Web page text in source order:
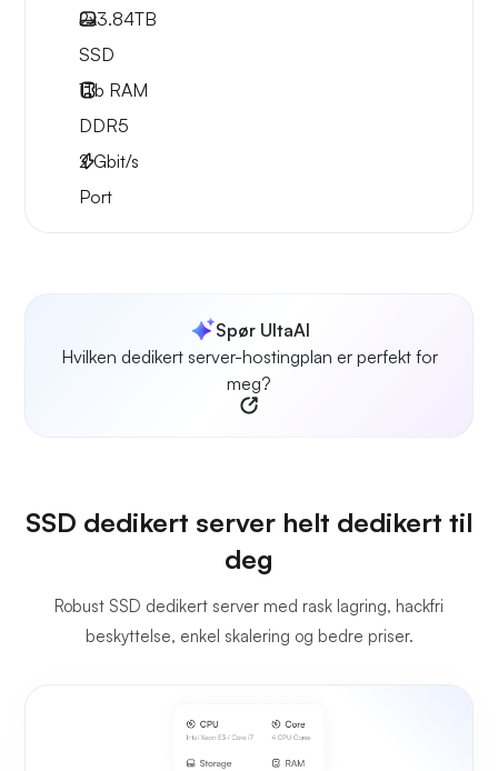
2x3.84TB
SSD
1Tb RAM
DDR5
2Gbit/s
Port
Spør UltaAI
Hvilken dedikert server-hostingplan er perfekt for
meg?
SSD dedikert server helt dedikert til
deg
Robust SSD dedikert server med rask lagring, hackfri
beskyttelse, enkel skalering og bedre priser.